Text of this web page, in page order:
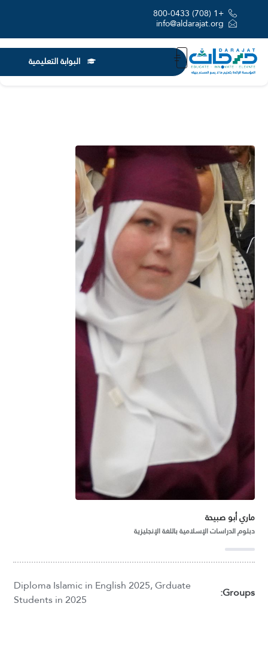
+1 (708) 800-0433
info@aldarajat.org
البوابة التعليمية
ماري أبو صبيحة
دبلوم الدراسات الإسلامية باللغة الإنجليزية
Groups:
Diploma Islamic in English 2025,Grduate
Students in 2025